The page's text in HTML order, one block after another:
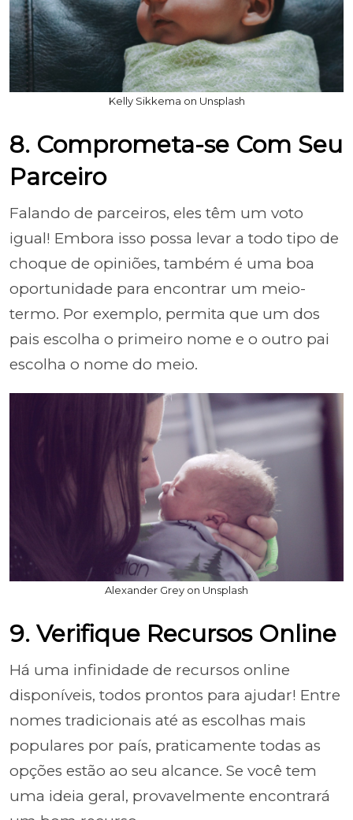
Kelly Sikkema on Unsplash
8. Comprometa-se Com Seu
Parceiro
Falando de parceiros, eles têm um voto
igual! Embora isso possa levar a todo tipo de
choque de opiniões, também é uma boa
oportunidade para encontrar um meio-
termo. Por exemplo, permita que um dos
pais escolha o primeiro nome e o outro pai
escolha o nome do meio.
Alexander Grey on Unsplash
9. Verifique Recursos Online
Há uma infinidade de recursos online
disponíveis, todos prontos para ajudar! Entre
nomes tradicionais até as escolhas mais
populares por país, praticamente todas as
opções estão ao seu alcance. Se você tem
uma ideia geral, provavelmente encontrará